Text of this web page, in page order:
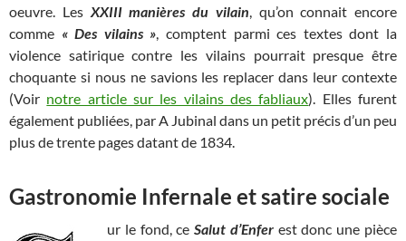
oeuvre. Les XXIII manières du vilain, qu’on connait encore
comme « Des vilains », comptent parmi ces textes dont la
violence satirique contre les vilains pourrait presque être
choquante si nous ne savions les replacer dans leur contexte
(Voir notre article sur les vilains des fabliaux). Elles furent
également publiées, par A Jubinal dans un petit précis d’un peu
plus de trente pages datant de 1834.
Gastronomie Infernale et satire sociale
ur le fond, ce Salut d’Enferest donc une pièce